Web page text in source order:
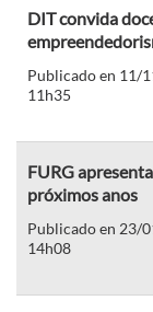
DIT convida
Publicado en 11/
11h35
FURG
próximos anos
Publicado en 23/
14h08